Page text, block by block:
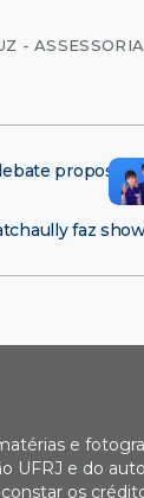
-
faz
e
UFRJ e do
os